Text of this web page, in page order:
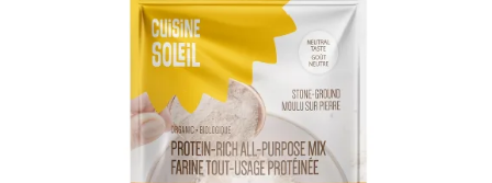
AJOUTER AU PANIER / DÉTAILS